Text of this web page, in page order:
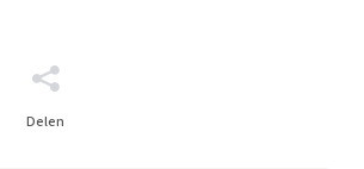
Delen